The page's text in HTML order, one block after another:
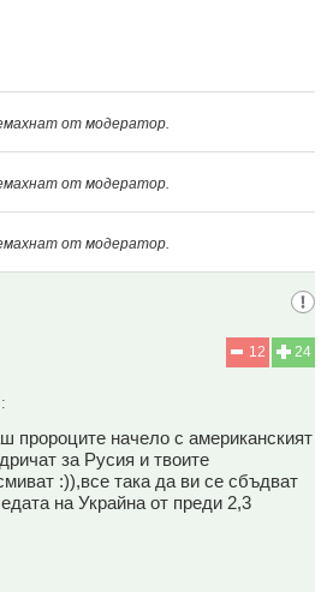
от модератор.
от модератор.
от модератор.
24
12
пророците начело с американският
за Русия и твоите
:)),все така да ви се сбъдват
на Украйна от преди 2,3